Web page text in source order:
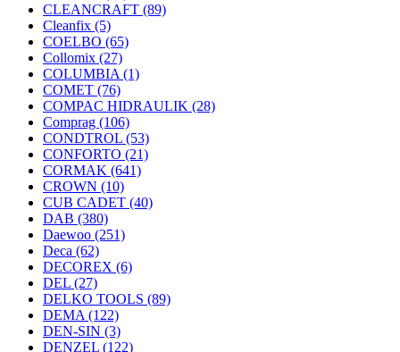
CLEANCRAFT (89)
Cleanfix (5)
COELBO (65)
Collomix (27)
COLUMBIA (1)
COMET (76)
COMPAC HIDRAULIK (28)
Comprag (106)
CONDTROL (53)
CONFORTO (21)
CORMAK (641)
CROWN (10)
CUB CADET (40)
DAB (380)
Daewoo (251)
Deca (62)
DECOREX (6)
DEL (27)
DELKO TOOLS (89)
DEMA (122)
DEN-SIN (3)
DENZEL (122)